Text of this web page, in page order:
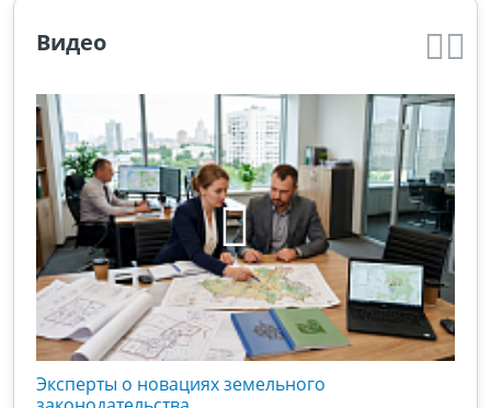
Видео
Эксперты о новациях земельного